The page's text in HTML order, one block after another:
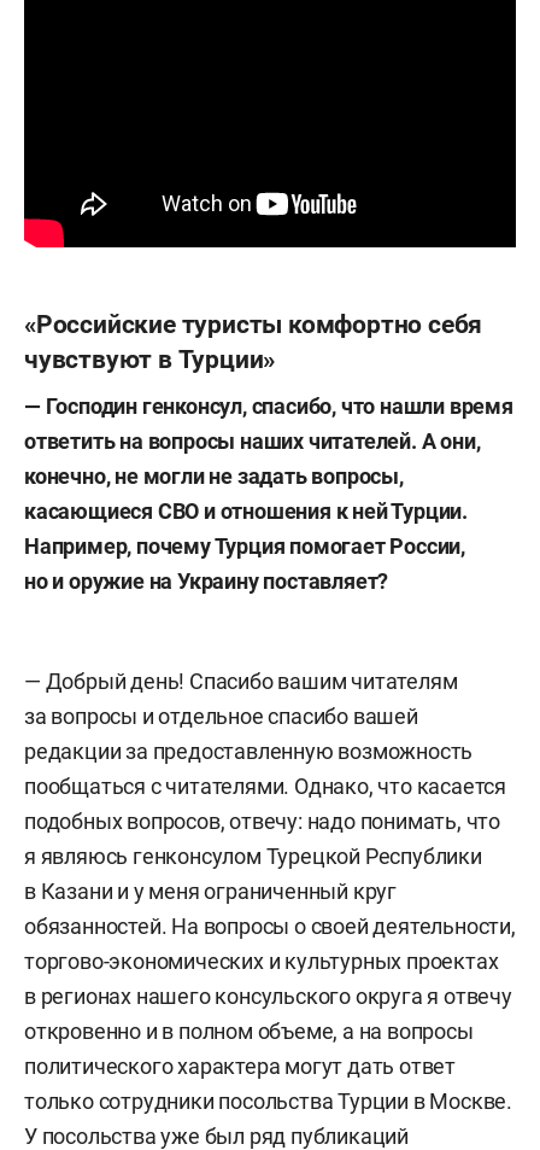
«Российские туристы комфортно себя
чувствуют в Турции»
— Господин генконсул, спасибо, что нашли время
ответить на вопросы наших читателей. А они,
конечно, не могли не задать вопросы,
касающиеся СВО и отношения к ней Турции.
Например, почему Турция помогает России,
но и оружие на Украину поставляет?
— Добрый день! Спасибо вашим читателям
за вопросы и отдельное спасибо вашей
редакции за предоставленную возможность
пообщаться с читателями. Однако, что касается
подобных вопросов, отвечу: надо понимать, что
я являюсь генконсулом Турецкой Республики
в Казани и у меня ограниченный круг
обязанностей. На вопросы о своей деятельности,
торгово-экономических и культурных проектах
в регионах нашего консульского округа я отвечу
откровенно и в полном объеме, а на вопросы
политического характера могут дать ответ
только сотрудники посольства Турции в Москве.
У посольства уже был ряд публикаций